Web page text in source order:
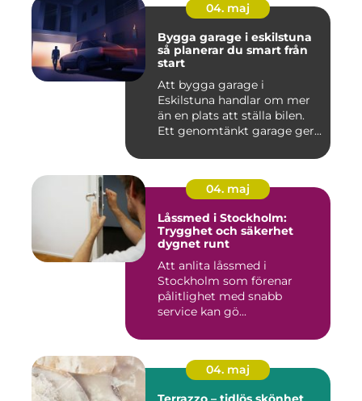
04. maj
Bygga garage i eskilstuna
så planerar du smart från
start
Att bygga garage i
Eskilstuna handlar om mer
än en plats att ställa bilen.
Ett genomtänkt garage ger...
04. maj
Låssmed i Stockholm:
Trygghet och säkerhet
dygnet runt
Att anlita låssmed i
Stockholm som förenar
pålitlighet med snabb
service kan gö...
04. maj